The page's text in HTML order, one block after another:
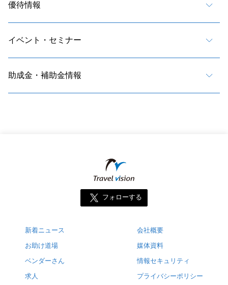
優待情報
イベント・セミナー
助成金・補助金情報
フォローする
新着ニュース
お助け道場
ベンダーさん
求人
会社概要
媒体資料
情報セキュリティ
プライバシーポリシー